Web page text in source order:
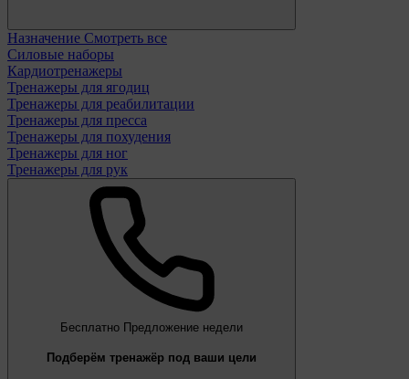
Назначение Смотреть все
Силовые наборы
Кардиотренажеры
Тренажеры для ягодиц
Тренажеры для реабилитации
Тренажеры для пресса
Тренажеры для похудения
Тренажеры для ног
Тренажеры для рук
Бесплатно Предложение недели
Подберём тренажёр под ваши цели